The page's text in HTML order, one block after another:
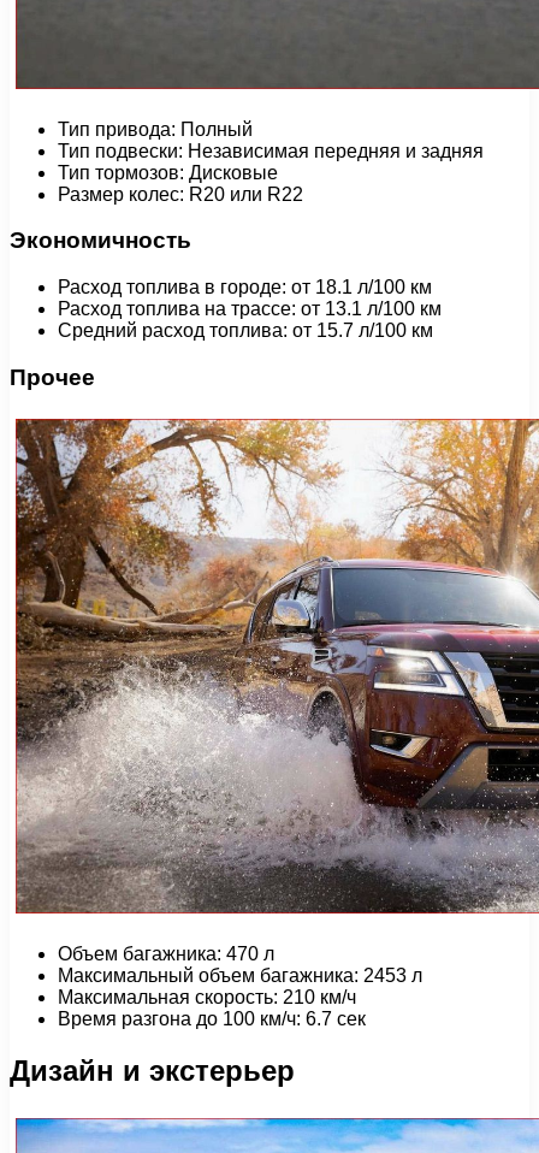
Тип привода: Полный
Тип подвески: Независимая передняя и задняя
Тип тормозов: Дисковые
Размер колес: R20 или R22
Экономичность
Расход топлива в городе: от 18.1 л/100 км
Расход топлива на трассе: от 13.1 л/100 км
Средний расход топлива: от 15.7 л/100 км
Прочее
Объем багажника: 470 л
Максимальный объем багажника: 2453 л
Максимальная скорость: 210 км/ч
Время разгона до 100 км/ч: 6.7 сек
Дизайн и экстерьер